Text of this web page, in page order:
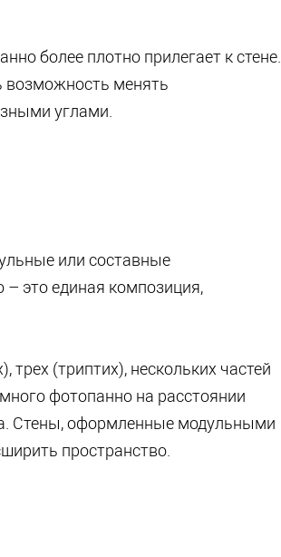
более плотно прилегает к стене.
возможность менять
углами.
или составные
это единая композиция,
(триптих), нескольких частей
фотопанно на расстоянии
Стены, оформленные модульными
пространство.